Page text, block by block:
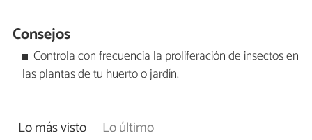
Consejos
Controla con frecuencia la proliferación de insectos en
las plantas de tu huerto o jardín.
Lo más visto Lo último